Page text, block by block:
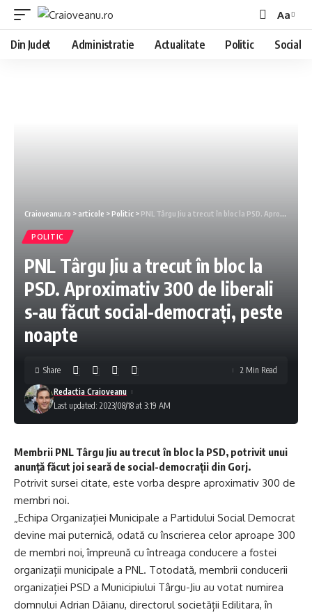
Aa
Din Judet Administratie Actualitate Politic Social
Craioveanu.ro > articole > Politic > PNL Târgu Jiu a trecut în bloc la PSD. Aproximativ 300 de liberali s-au făcut social-democraţi, peste noapte
POLITIC
PNL Târgu Jiu a trecut în bloc la
PSD. Aproximativ 300 de liberali
s-au făcut social-democraţi, peste
noapte
Last updated: 2023/08/18 at 3:19 AM
Redactia Craioveanu
Share 2 Min Read
Membrii PNL Târgu Jiu au trecut în bloc la PSD, potrivit unui
anunţă făcut joi seară de social-democraţii din Gorj.
Potrivit sursei citate, este vorba despre aproximativ 300 de
membri noi.
„Echipa Organizației Municipale a Partidului Social Democrat
devine mai puternică, odată cu înscrierea celor aproape 300
de membri noi, împreună cu întreaga conducere a fostei
organizații municipale a PNL. Totodată, membrii conducerii
organizației PSD a Municipiului Târgu-Jiu au votat numirea
domnului Adrian Dăianu, directorul societății Edilitara, în